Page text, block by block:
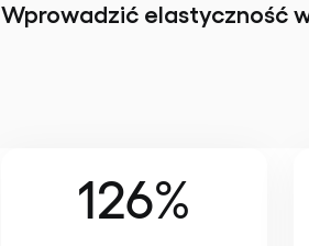
Wprowadzić elastyczność
126%